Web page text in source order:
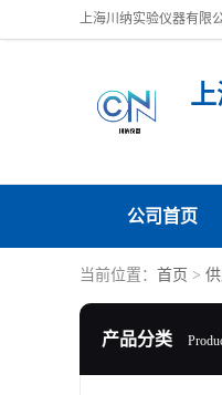
公司首页
当前位置： 首页 >
产品分类